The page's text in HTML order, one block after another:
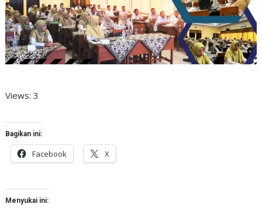
Views: 3
Bagikan ini:
Facebook X
Menyukai ini: